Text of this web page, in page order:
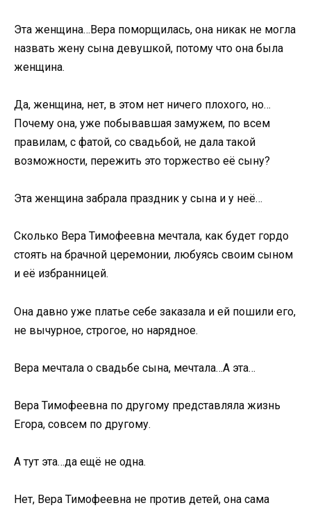
Эта женщина…Вера поморщилась, она никак не могла
назвать жену сына девушкой, потому что она была
женщина.
Да, женщина, нет, в этом нет ничего плохого, но…
Почему она, уже побывавшая замужем, по всем
правилам, с фатой, со свадьбой, не дала такой
возможности, пережить это торжество её сыну?
Эта женщина забрала праздник у сына и у неё…
Сколько Вера Тимофеевна мечтала, как будет гордо
стоять на брачной церемонии, любуясь своим сыном
и её избранницей.
Она давно уже платье себе заказала и ей пошили его,
не вычурное, строгое, но нарядное.
Вера мечтала о свадьбе сына, мечтала…А эта…
Вера Тимофеевна по другому представляла жизнь
Егора, совсем по другому.
А тут эта…да ещё не одна.
Нет, Вера Тимофеевна не против детей, она сама